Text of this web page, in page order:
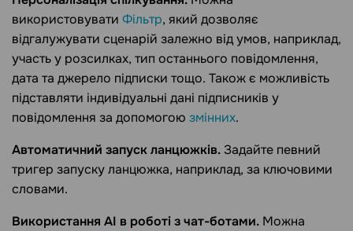
використовувати Фільтр, який дозволяє
відгалужувати сценарій залежно від умов, наприклад,
участь у розсилках, тип останнього повідомлення,
дата та джерело підписки тощо. Також є можливість
підставляти індивідуальні дані підписників у
повідомлення за допомогою змінних.
Автоматичний запуск ланцюжків.Задайте певний
тригер запуску ланцюжка, наприклад, за ключовими
словами.
Використання AI в роботі з чат-ботами. Можна